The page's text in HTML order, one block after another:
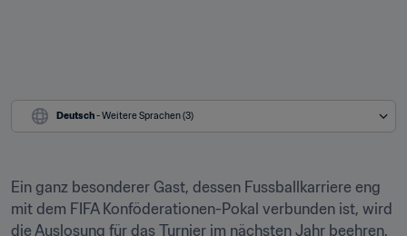
Deutsch - Weitere Sprachen (3)
Ein ganz besonderer Gast, dessen Fussballkarriere eng
mit dem FIFA Konföderationen-Pokal verbunden ist, wird
die Auslosung für das Turnier im nächsten Jahr beehren.